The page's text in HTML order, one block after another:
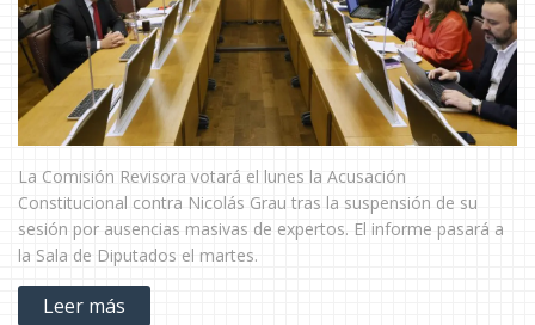
La Comisión Revisora votará el lunes la Acusación
Constitucional contra Nicolás Grau tras la suspensión de su
sesión por ausencias masivas de expertos. El informe pasará a
la Sala de Diputados el martes.
Leer más